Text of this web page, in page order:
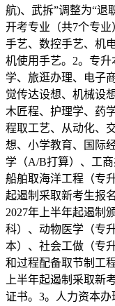
航)、武拆”调整为“退
开考专业（共7个专
手艺、数控手艺、机
机使用手艺。2。专
学、旅逛办理、电子
觉传达设想、机械设
木匠程、护理学、药
程取工艺、从动化、
想、小学教育、国际
学（A/B打算）、工
船舶取海洋工程（专
起遏制采取新考生报
2027年上半年起遏制
科）、动物医学（专
本）、社会工做（专
和过程配备取节制工
上半年起遏制采取新
证书。3。人力资本